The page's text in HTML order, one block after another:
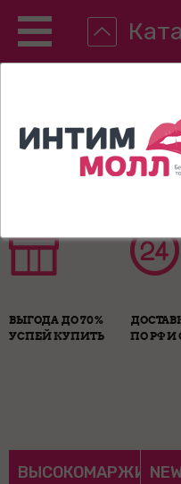
ВЫГОДА ДО 70%
УСПЕЙ КУПИТЬ
ПО РФ И